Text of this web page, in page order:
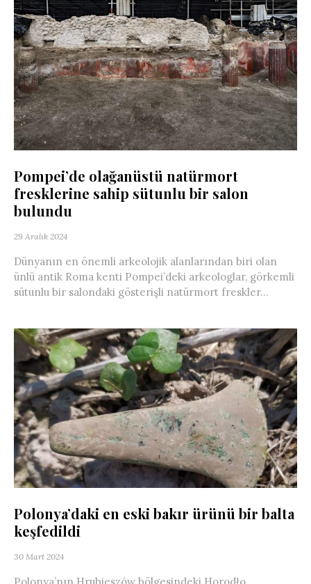
Pompei’de olağanüstü natürmort
fresklerine sahip sütunlu bir salon
bulundu
29 Aralık 2024
Dünyanın en önemli arkeolojik alanlarından biri olan
ünlü antik Roma kenti Pompei’deki arkeologlar, görkemli
sütunlu bir salondaki gösterişli natürmort freskler...
Polonya’daki en eski bakır ürünü bir balta
keşfedildi
30 Mart 2024
Polonya’nın Hrubieszów bölgesindeki Horodło